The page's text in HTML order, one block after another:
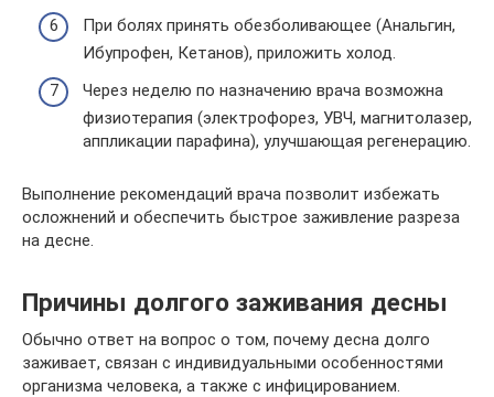
При болях принять обезболивающее (Анальгин,
Ибупрофен, Кетанов), приложить холод.
Через неделю по назначению врача возможна
физиотерапия (электрофорез, УВЧ, магнитолазер,
аппликации парафина), улучшающая регенерацию.
Выполнение рекомендаций врача позволит избежать
осложнений и обеспечить быстрое заживление разреза
на десне.
Причины долгого заживания десны
Обычно ответ на вопрос о том, почему десна долго
заживает, связан с индивидуальными особенностями
организма человека, а также с инфицированием.